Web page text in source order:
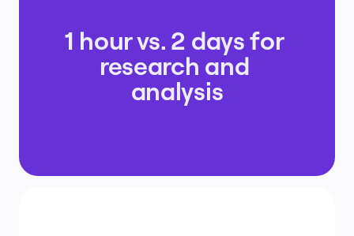
1 hour vs. 2 days for
research and
analysis